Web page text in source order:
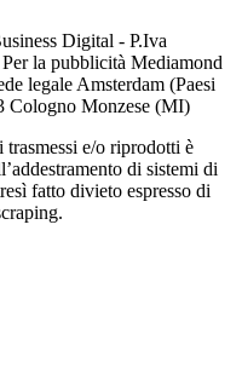
Digital - P.Iva
la pubblicità Mediamond
legale Amsterdam (Paesi
Cologno Monzese (MI)
e/o riprodotti è
di sistemi di
fatto divieto espresso di